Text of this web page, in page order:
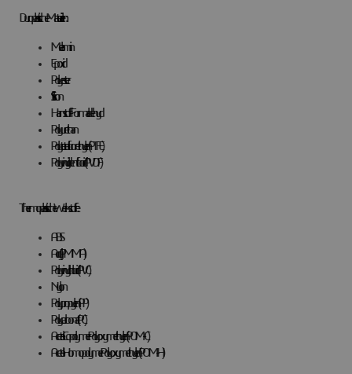
Duroplastische Materialien:
Melamin
Epoxid
Polyester
Silikon
Harnstoff-Formaldehyd
Polyurethan
Polytetrafluorethylen (PTFE)
Polyvinylidenfluorid (PVDF)
Thermoplastische Werkstoffe:
ABS
Acryl (PMMA)
Polyvinylchlorid (PVC)
Nylon
Polypropylen (PP)
Polycarbonat (PC)
Acetal-Copolymer Polyoxymethylen (POM-C)
Acetal-Homopolymer Polyoxymethylen (POM-H)